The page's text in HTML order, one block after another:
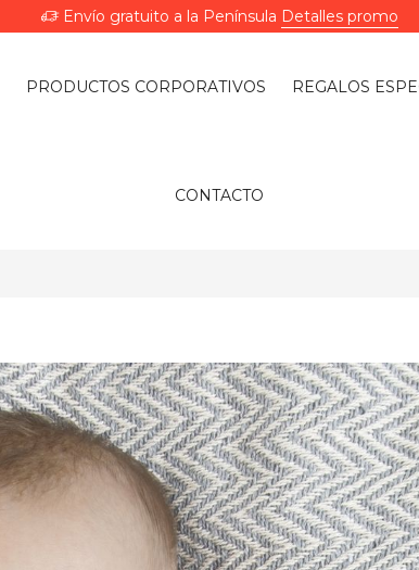
Envío gratuito a la Península Detalles promo
PRODUCTOS CORPORATIVOS REGALOS
CONTACTO